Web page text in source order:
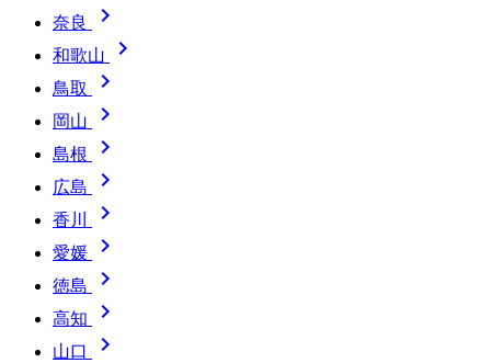
奈良 
和歌山 
鳥取 
岡山 
島根 
広島 
香川 
愛媛 
徳島 
高知 
山口 